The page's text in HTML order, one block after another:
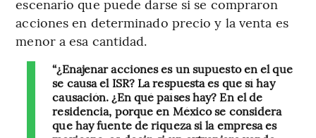
escenario que puede darse si se compraron
acciones en determinado precio y la venta es
menor a esa cantidad.
“¿Enajenar acciones es un supuesto en el que
se causa el ISR? La respuesta es que sí hay
causación. ¿En qué países hay? En el de
residencia, porque en México se considera
que hay fuente de riqueza si la empresa es